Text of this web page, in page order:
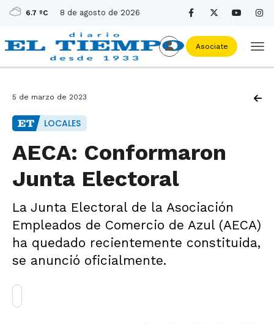
6.7 ºC 8 de agosto de 2026
Asociate
5 de marzo de 2023
LOCALES
AECA: Conformaron
Junta Electoral
La Junta Electoral de la Asociación
Empleados de Comercio de Azul (AECA)
ha quedado recientemente constituida,
se anunció oficialmente.